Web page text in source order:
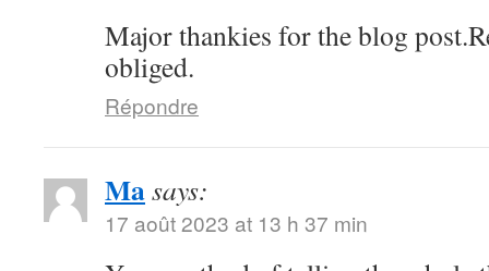
Major thankies for the blog
obliged.
Répondre
Masays:
17 août 2023 at 13 h 37 min